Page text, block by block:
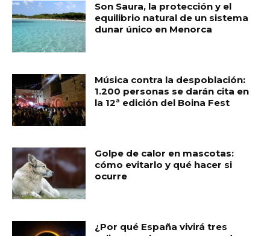
Son Saura, la protección y el
equilibrio natural de un sistema
dunar único en Menorca
Música contra la despoblación:
1.200 personas se darán cita en
la 12ª edición del Boina Fest
Golpe de calor en mascotas:
cómo evitarlo y qué hacer si
ocurre
¿Por qué España vivirá tres